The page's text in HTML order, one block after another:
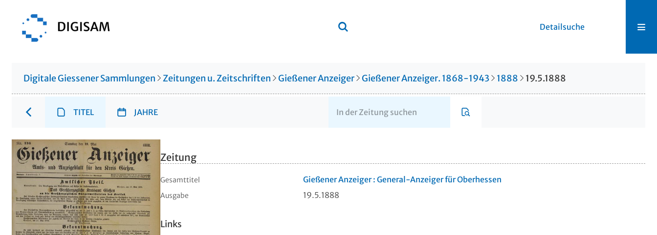
Detailsuche
Digitale Giessener Sammlungen Zeitungen u. Zeitschriften Gießener Anzeiger Gießener Anzeiger. 1868-1943 1888 19.5.1888
TITEL JAHRE
Zeitung
Gesamttitel Gießener Anzeiger : General-Anzeiger für Oberhessen
Ausgabe 19.5.1888
Links